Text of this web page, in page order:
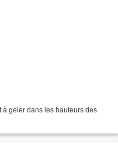
à geler dans les hauteurs des